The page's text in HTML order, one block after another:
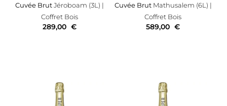
Cuvée BrutJéroboam (3L) |
Coffret Bois
289,00 €
Cuvée Brut Mathusalem (6L) |
Coffret Bois
589,00 €